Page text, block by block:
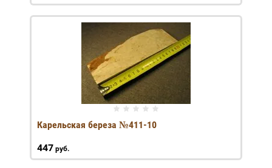
Карельская береза №411-10
447 руб.